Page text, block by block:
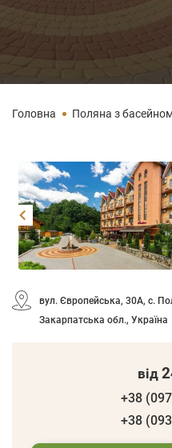
Головна Поляна з
вул. Європейська, 30A, с.
Закарпатська обл., Україна
від
+38
+38